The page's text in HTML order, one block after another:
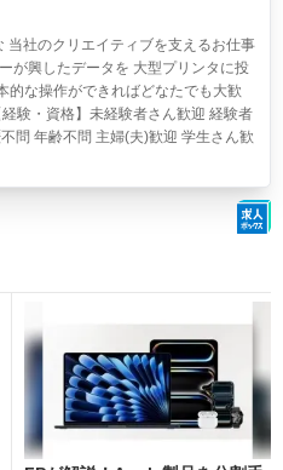
当社のクリエイティブを支えるお仕事
が興したデータを 大型プリンタに投
的な操作ができればどなたでも大歓
験・資格】未経験者さん歓迎 経験者
問 年齢不問 主婦(夫)歓迎 学生さん歓